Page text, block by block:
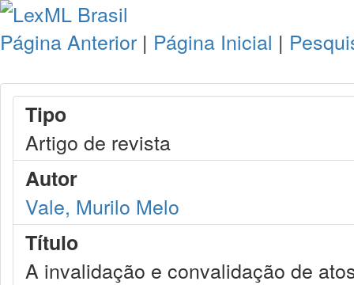
Página Anterior | Página Inicial |
Tipo
Artigo de revista
Autor
Vale, Murilo Melo
Título
A invalidação e convalidação de